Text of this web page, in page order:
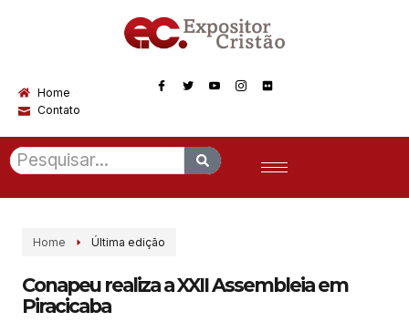
Home
Contato
Home Última edição
Conapeu realiza a XXII Assembleia em
Piracicaba